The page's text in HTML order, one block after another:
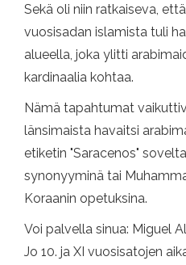
Sekä oli niin ratkaiseva,
vuosisadan islamista tuli
alueella, joka ylitti
kardinaalia kohtaa.
Nämä tapahtumat
länsimaista havaitsi
etiketin "Saracenos"
synonyyminä tai
Koraanin opetuksina.
Voi palvella sinua: Miguel
Jo 10. ja XI vuosisatojen